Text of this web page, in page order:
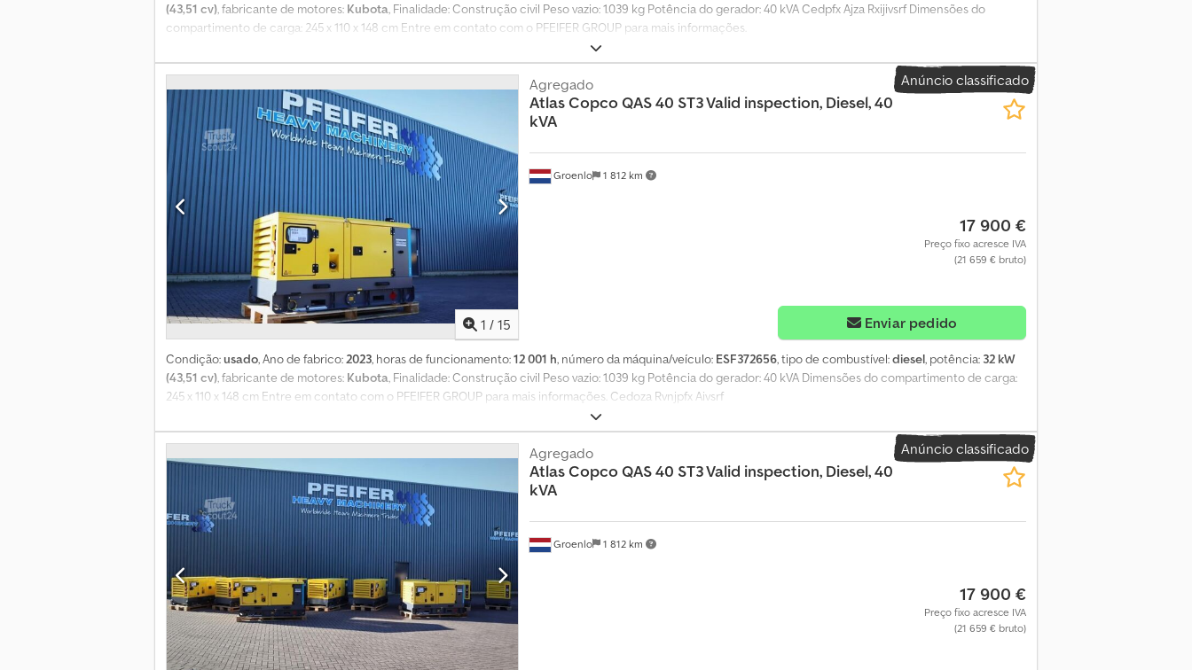
(43,51 cv), fabricante de motores: Kubota, Finalidade: Construção civil Peso vazio: 1.039 kg Potência do gerador: 40 kVA Cedpfx Ajza Rxijivsrf Dimensões do
compartimento de carga: 245 x 110 x 148 cm Entre em contato com o PFEIFER GROUP para mais informações.
Anúncio classificado
1 / 15
Groenlo 1 812 km
Agregado
Atlas CopcoQAS 40 ST3 Valid inspection, Diesel, 40
kVA
17 900 €
Preço fixo acresce IVA
(21 659 € bruto)
Enviar pedido
Condição:usado, Ano de fabrico:2023, horas de funcionamento:12 001 h, número da máquina/veículo: ESF372656, tipo de combustível:diesel, potência: 32 kW
(43,51 cv), fabricante de motores: Kubota, Finalidade: Construção civil Peso vazio: 1.039 kg Potência do gerador: 40 kVA Dimensões do compartimento de carga:
245 x 110 x 148 cm Entre em contato com o PFEIFER GROUP para mais informações. Cedoza Rvnjpfx Aivsrf
Anúncio classificado
Groenlo 1 812 km
Agregado
Atlas CopcoQAS 40 ST3 Valid inspection, Diesel, 40
kVA
17 900 €
Preço fixo acresce IVA
(21 659 € bruto)